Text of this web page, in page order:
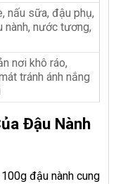
nấu sữa, đậu phụ,
nành, nước tương,
nơi khô ráo,
tránh ánh nắng
Đậu Nành
đậu nành cung